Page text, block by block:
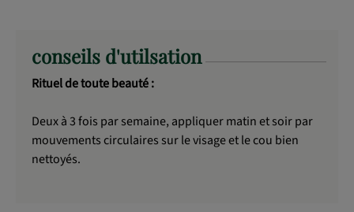
conseils d'utilsation
Rituel de toute beauté :
Deux à 3 fois par semaine, appliquer matin et soir par
mouvements circulaires sur le visage et le cou bien
nettoyés.